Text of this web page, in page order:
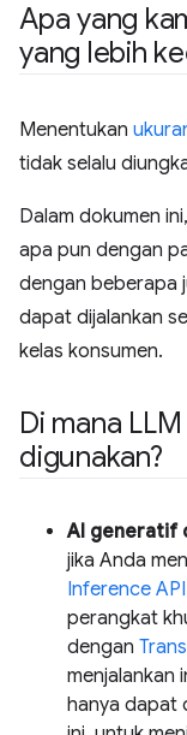
Apa yang
yang lebih
Menentukan
tidak selalu
Dalam dokumen
apa pun dengan
dengan beberapa
dapat dijalankan
kelas konsumen.
Di mana
digunakan?
AI generatif
jika Anda
Inference
perangkat
dengan
menjalankan
hanya dapat